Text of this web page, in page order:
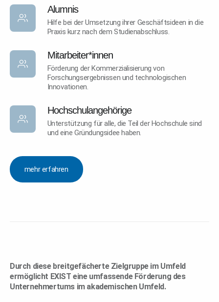
Alumnis
Hilfe bei der Umsetzung ihrer Geschäftsideen in die
Praxis kurz nach dem Studienabschluss.
Mitarbeiter*innen
Förderung der Kommerzialisierung von
Forschungsergebnissen und technologischen
Innovationen.
Hochschulangehörige
Unterstützung für alle, die Teil der Hochschule sind
und eine Gründungsidee haben.
mehr erfahren
Durch diese breitgefächerte Zielgruppe im Umfeld
ermöglicht EXIST eine umfassende Förderung des
Unternehmertums im akademischen Umfeld.